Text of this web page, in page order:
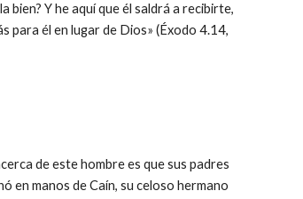
Y he aquí que él saldrá a recibirte,
para él en lugar de Dios» (Éxodo 4.14,
de este hombre es que sus padres
en manos de Caín, su celoso hermano